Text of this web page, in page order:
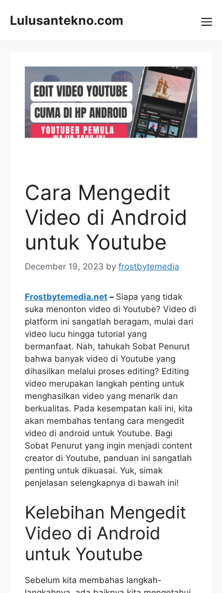
Lulusantekno.com
Cara Mengedit
Video di Android
untuk Youtube
December 19, 2023 by frostbytemedia
Frostbytemedia.net – Siapa yang tidak
suka menonton video di Youtube? Video di
platform ini sangatlah beragam, mulai dari
video lucu hingga tutorial yang
bermanfaat. Nah, tahukah Sobat Penurut
bahwa banyak video di Youtube yang
dihasilkan melalui proses editing? Editing
video merupakan langkah penting untuk
menghasilkan video yang menarik dan
berkualitas. Pada kesempatan kali ini, kita
akan membahas tentang cara mengedit
video di android untuk Youtube. Bagi
Sobat Penurut yang ingin menjadi content
creator di Youtube, panduan ini sangatlah
penting untuk dikuasai. Yuk, simak
penjelasan selengkapnya di bawah ini!
Kelebihan Mengedit
Video di Android
untuk Youtube
Sebelum kita membahas langkah-